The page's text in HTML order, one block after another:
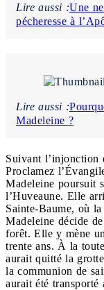
Lire aussi :Une
pécheresse à
Lire aussi :
Madeleine ?
Suivant l’injonction
Proclamez
Madeleine poursuit
l’Huveaune. Elle
Sainte-Baume, où
Madeleine décide
forêt. Elle y mène
trente ans. À la
aurait quitté la
la communion de
aurait été transporté